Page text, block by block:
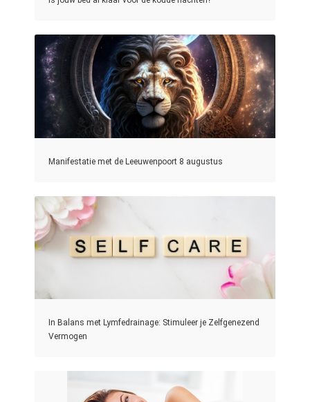
Manifestatie met de Leeuwenpoort 8 augustus
In Balans met Lymfedrainage: Stimuleer je Zelfgenezend
Vermogen